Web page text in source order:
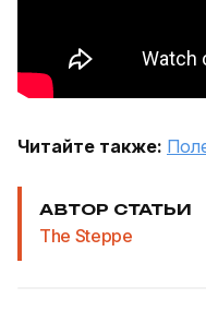
Читайте также:
АВТОР СТАТЬИ
The Steppe